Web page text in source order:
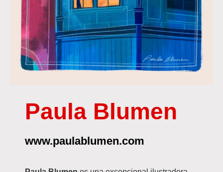
Paula Blumen
www.paulablumen.com